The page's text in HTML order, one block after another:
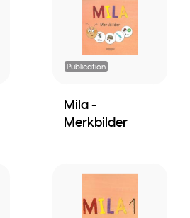
Publication
Mila -
Merkbilder